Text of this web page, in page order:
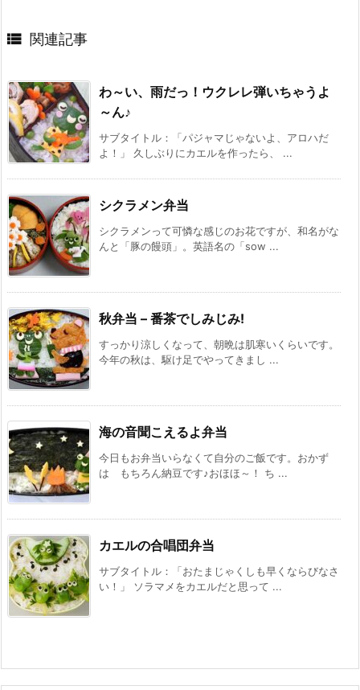
 関連記事
わ～い、雨だっ！ウクレレ弾いちゃうよ
～ん♪
サブタイトル：「パジャマじゃないよ、アロハだ
よ！」 久しぶりにカエルを作ったら、 ...
シクラメン弁当
シクラメンって可憐な感じのお花ですが、和名がな
んと「豚の饅頭」。英語名の「sow ...
秋弁当 – 番茶でしみじみ!
すっかり涼しくなって、朝晩は肌寒いくらいです。
今年の秋は、駆け足でやってきまし ...
海の音聞こえるよ弁当
今日もお弁当いらなくて自分のご飯です。おかず
は もちろん納豆です♪おほほ～！ ち ...
カエルの合唱団弁当
サブタイトル：「おたまじゃくしも早くならびなさ
い！」 ソラマメをカエルだと思って ...